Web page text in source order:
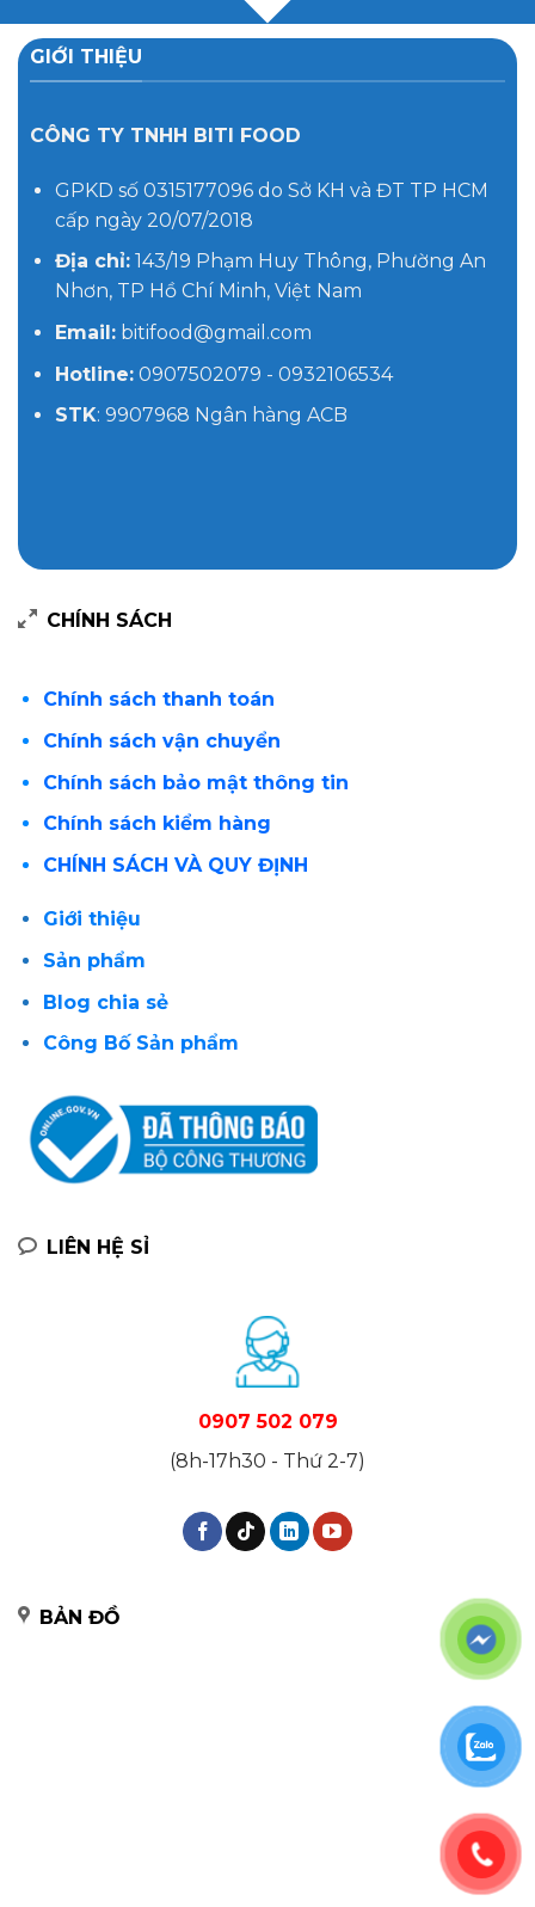
GIỚI THIỆU
CÔNG TY TNHH BITI FOOD
GPKD số 0315177096 do Sở KH và ĐT TP HCM
cấp ngày 20/07/2018
Địa chỉ:143/19 Phạm Huy Thông, Phường An
Nhơn, TP Hồ Chí Minh, Việt Nam
Email:bitifood@gmail.com
Hotline:0907502079 - 0932106534
STK: 9907968 Ngân hàng ACB
CHÍNH SÁCH
Chính sách thanh toán
Chính sách vận chuyển
Chính sách bảo mật thông tin
Chính sách kiểm hàng
CHÍNH SÁCH VÀ QUY ĐỊNH
Giới thiệu
Sản phẩm
Blog chia sẻ
Công Bố Sản phẩm
LIÊN HỆ SỈ
0907 502 079
(8h-17h30 - Thứ 2-7)
BẢN ĐỒ